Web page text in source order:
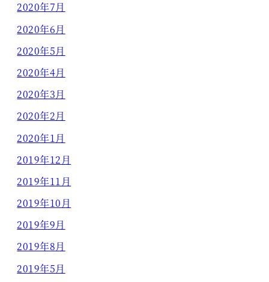
2020年7月
2020年6月
2020年5月
2020年4月
2020年3月
2020年2月
2020年1月
2019年12月
2019年11月
2019年10月
2019年9月
2019年8月
2019年5月